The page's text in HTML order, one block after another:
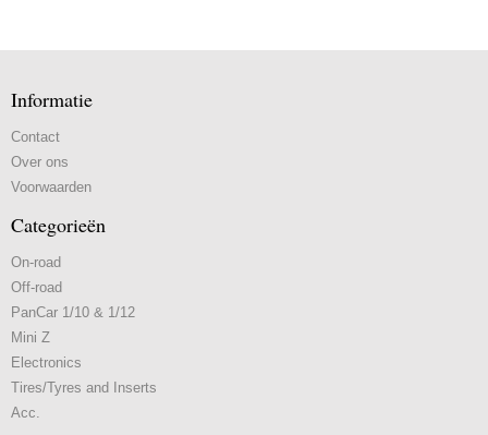
Informatie
Contact
Over ons
Voorwaarden
Categorieën
On-road
Off-road
PanCar 1/10 & 1/12
Mini Z
Electronics
Tires/Tyres and Inserts
Acc.